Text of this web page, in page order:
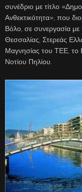
συνέδριο με τίτλο
Ανθεκτικότητα», που
Βόλο, σε συνεργασία
Θεσσαλίας, Στερεάς
Μαγνησίας του ΤΕΕ, το
Νοτίου Πηλίου.